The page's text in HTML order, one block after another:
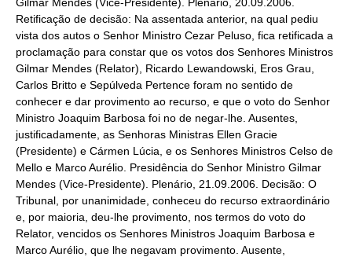
Gilmar Mendes (Vice-Presidente). Plenário, 20.09.2006.
Retificação de decisão: Na assentada anterior, na qual pediu
vista dos autos o Senhor Ministro Cezar Peluso, fica retificada a
proclamação para constar que os votos dos Senhores Ministros
Gilmar Mendes (Relator), Ricardo Lewandowski, Eros Grau,
Carlos Britto e Sepúlveda Pertence foram no sentido de
conhecer e dar provimento ao recurso, e que o voto do Senhor
Ministro Joaquim Barbosa foi no de negar-lhe. Ausentes,
justificadamente, as Senhoras Ministras Ellen Gracie
(Presidente) e Cármen Lúcia, e os Senhores Ministros Celso de
Mello e Marco Aurélio. Presidência do Senhor Ministro Gilmar
Mendes (Vice-Presidente). Plenário, 21.09.2006. Decisão: O
Tribunal, por unanimidade, conheceu do recurso extraordinário
e, por maioria, deu-lhe provimento, nos termos do voto do
Relator, vencidos os Senhores Ministros Joaquim Barbosa e
Marco Aurélio, que lhe negavam provimento. Ausente,